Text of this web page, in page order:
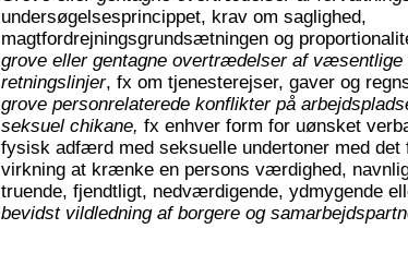
undersøgelsesprincippet, krav om saglighed,
magtfordrejningsgrundsætningen og
grove eller gentagne overtrædelser af væsentlige
retningslinjer, fx om tjenesterejser, gaver og
grove personrelaterede konflikter på
seksuel chikane, fx enhver form for uønsket
fysisk adfærd med seksuelle undertoner med det
virkning at krænke en persons værdighed,
truende, fjendtligt, nedværdigende, ydmygende
bevidst vildledning af borgere og